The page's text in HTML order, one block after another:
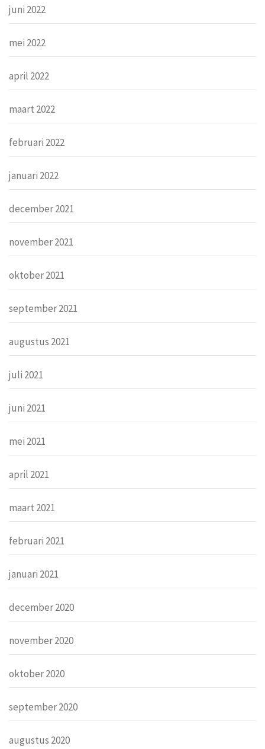
juni 2022
mei 2022
april 2022
maart 2022
februari 2022
januari 2022
december 2021
november 2021
oktober 2021
september 2021
augustus 2021
juli 2021
juni 2021
mei 2021
april 2021
maart 2021
februari 2021
januari 2021
december 2020
november 2020
oktober 2020
september 2020
augustus 2020